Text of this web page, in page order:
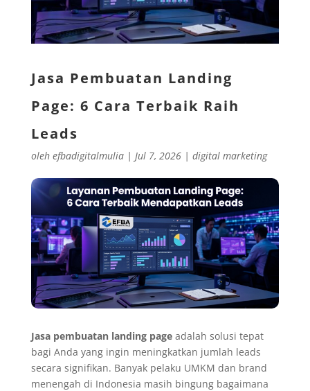
Jasa Pembuatan Landing
Page: 6 Cara Terbaik Raih
Leads
oleh efbadigitalmulia| Jul 7, 2026| digital marketing
Jasa pembuatan landing pageadalah solusi tepat
bagi Anda yang ingin meningkatkan jumlah leads
secara signifikan. Banyak pelaku UMKM dan brand
menengah di Indonesia masih bingung bagaimana